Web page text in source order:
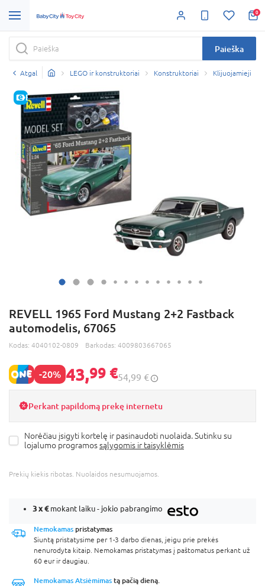
0
Paieška
Atgal LEGO ir konstruktoriai Konstruktoriai Klijuojamieji
E-KAINA
REVELL 1965 Ford Mustang 2+2 Fastback
automodelis, 67065
Kodas: 4040102-0809 Barkodas: 4009803667065
-20% 43,99 €54,99 €
Perkant papildomą prekę internetu
Norėčiau įsigyti kortelę ir pasinaudoti nuolaida. Sutinku su
lojalumo programossąlygomis ir taisyklėmis
Prekių kiekis ribotas. Nuolaidos nesumuojamos.
3 x€mokant laiku - jokio pabrangimo
Nemokamas pristatymas
Siuntą pristatysime per 1-3 darbo dienas, jeigu prie prekės
nenurodyta kitaip. Nemokamas pristatymas į paštomatus perkant už
60 eur ir daugiau.
Nemokamas Atsiėmimas tą pačią dieną.